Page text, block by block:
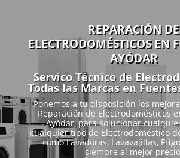
REPARACIÓN DE
ELECTRODOMÉSTICOS EN
AYÓDAR
Servico Técnico de
Todas las Marcas en
Ponemos a tu disposición los
Reparación de Electrodomésticos
Ayódar, para solucionar
cualquier tipo de Electrodoméstico
como Lavadoras, Lavavajillas,
siempre al mejor